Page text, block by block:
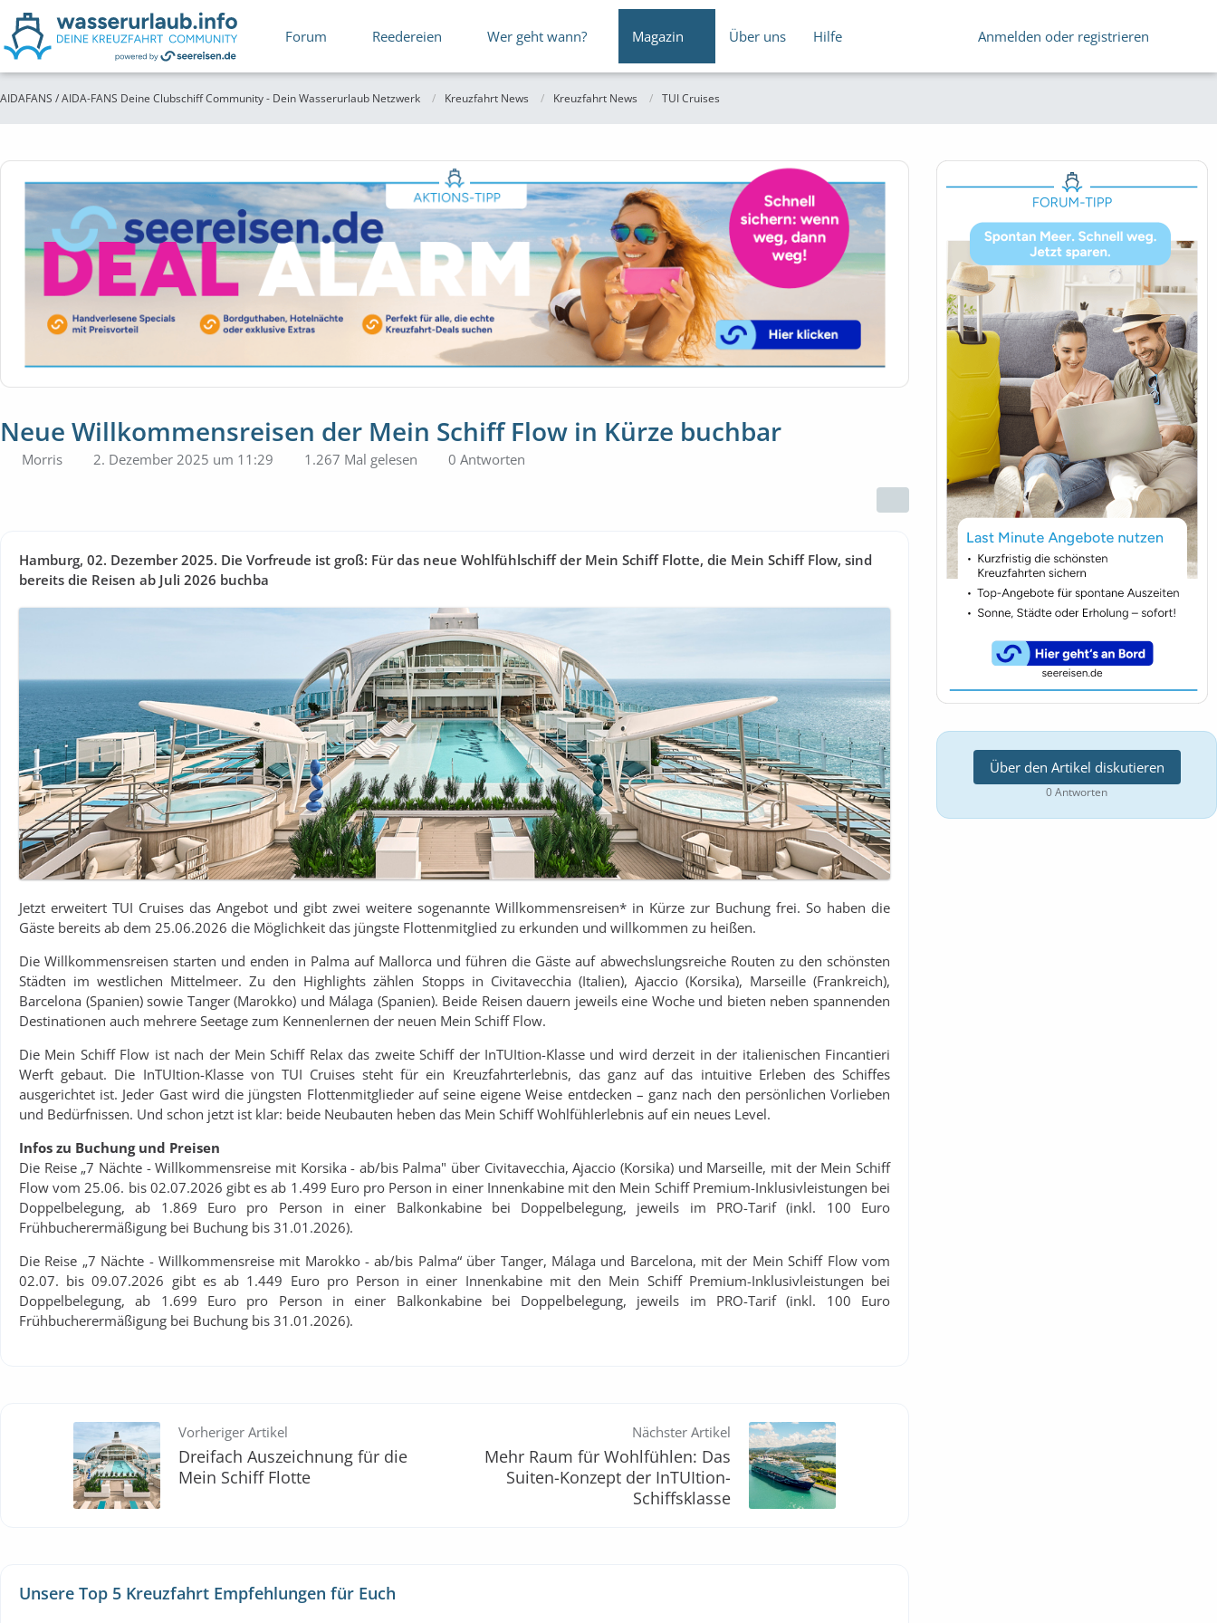
Forum Reedereien Wer geht wann? Magazin Über uns Hilfe Anmelden oder registrieren
AIDAFANS / AIDA-FANS Deine Clubschiff Community - Dein Wasserurlaub Netzwerk Kreuzfahrt News Kreuzfahrt News TUI Cruises
Neue Willkommensreisen der Mein Schiff Flow in Kürze buchbar
Morris 2. Dezember 2025 um 11:29 1.267 Mal gelesen 0 Antworten
Hamburg, 02. Dezember 2025. Die Vorfreude ist groß: Für das neue Wohlfühlschiff der Mein Schiff Flotte, die Mein Schiff Flow, sind
bereits die Reisen ab Juli 2026 buchba
Jetzt erweitert TUI Cruises das Angebot und gibt zwei weitere sogenannte Willkommensreisen* in Kürze zur Buchung frei. So haben die
Gäste bereits ab dem 25.06.2026 die Möglichkeit das jüngste Flottenmitglied zu erkunden und willkommen zu heißen.
Die Willkommensreisen starten und enden in Palma auf Mallorca und führen die Gäste auf abwechslungsreiche Routen zu den schönsten
Städten im westlichen Mittelmeer. Zu den Highlights zählen Stopps in Civitavecchia (Italien), Ajaccio (Korsika), Marseille (Frankreich),
Barcelona (Spanien) sowie Tanger (Marokko) und Málaga (Spanien). Beide Reisen dauern jeweils eine Woche und bieten neben spannenden
Destinationen auch mehrere Seetage zum Kennenlernen der neuen Mein Schiff Flow.
Die Mein Schiff Flow ist nach der Mein Schiff Relax das zweite Schiff der InTUItion-Klasse und wird derzeit in der italienischen Fincantieri
Werft gebaut. Die InTUItion-Klasse von TUI Cruises steht für ein Kreuzfahrterlebnis, das ganz auf das intuitive Erleben des Schiffes
ausgerichtet ist. Jeder Gast wird die jüngsten Flottenmitglieder auf seine eigene Weise entdecken – ganz nach den persönlichen Vorlieben
und Bedürfnissen. Und schon jetzt ist klar: beide Neubauten heben das Mein Schiff Wohlfühlerlebnis auf ein neues Level.
Infos zu Buchung und Preisen
Die Reise „7 Nächte - Willkommensreise mit Korsika - ab/bis Palma" über Civitavecchia, Ajaccio (Korsika) und Marseille, mit der Mein Schiff
Flow vom 25.06. bis 02.07.2026 gibt es ab 1.499 Euro pro Person in einer Innenkabine mit den Mein Schiff Premium-Inklusivleistungen bei
Doppelbelegung, ab 1.869 Euro pro Person in einer Balkonkabine bei Doppelbelegung, jeweils im PRO-Tarif (inkl. 100 Euro
Frühbucherermäßigung bei Buchung bis 31.01.2026).
Die Reise „7 Nächte - Willkommensreise mit Marokko - ab/bis Palma“ über Tanger, Málaga und Barcelona, mit der Mein Schiff Flow vom
02.07. bis 09.07.2026 gibt es ab 1.449 Euro pro Person in einer Innenkabine mit den Mein Schiff Premium-Inklusivleistungen bei
Doppelbelegung, ab 1.699 Euro pro Person in einer Balkonkabine bei Doppelbelegung, jeweils im PRO-Tarif (inkl. 100 Euro
Frühbucherermäßigung bei Buchung bis 31.01.2026).
Vorheriger Artikel
Dreifach Auszeichnung für die
Mein Schiff Flotte
Nächster Artikel
Mehr Raum für Wohlfühlen: Das
Suiten-Konzept der InTUItion-
Schiffsklasse
Unsere Top 5 Kreuzfahrt Empfehlungen für Euch
Über den Artikel diskutieren
0 Antworten